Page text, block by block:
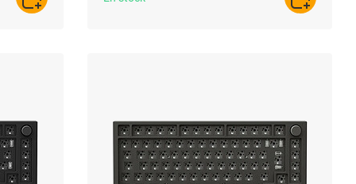
AJOUTER AU PANIER AJOUTER